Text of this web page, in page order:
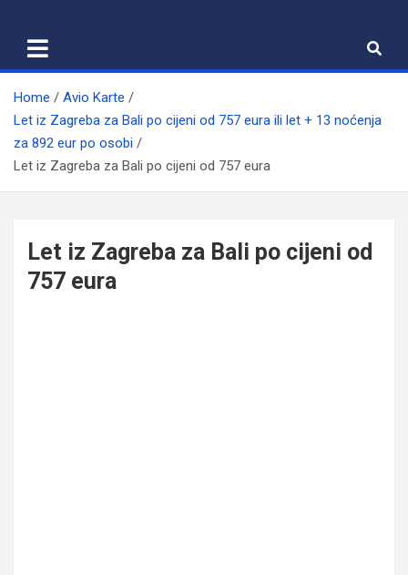
content
Home
Avio Karte
Let iz Zagreba za Bali po cijeni od 757 eura ili let + 13 noćenja
za 892 eur po osobi
Let iz Zagreba za Bali po cijeni od 757 eura
Let iz Zagreba za Bali po cijeni od
757 eura